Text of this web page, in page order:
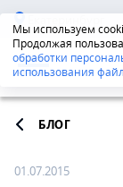
Мы используем
Продолжая
обработки
использования
Екатеринбург
БЛОГ
01.07.2015